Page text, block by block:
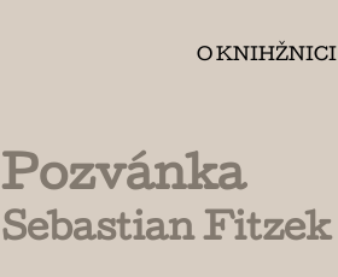
O KNIHŽNICI
Pozvánka
Sebastian Fitzek